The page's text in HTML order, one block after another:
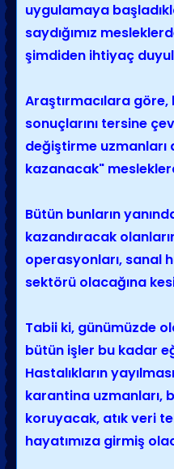
uygulamaya
saydığımız
şimdiden ihtiyaç
Araştırmacılara göre,
sonuçlarını tersine
değiştirme uzmanları
kazanacak"
Bütün bunların
kazandıracak
operasyonları, sanal
sektörü olacağına
Tabii ki, günümüzde
bütün işler bu kadar
Hastalıkların
karantina uzmanları,
koruyacak, atık veri
hayatımıza girmiş